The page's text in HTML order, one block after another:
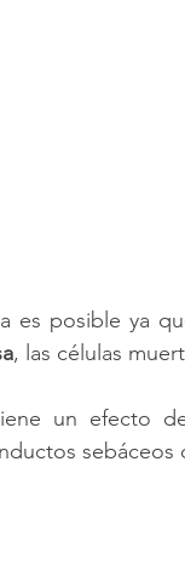
es posible ya
, las células
un efecto
sebáceos